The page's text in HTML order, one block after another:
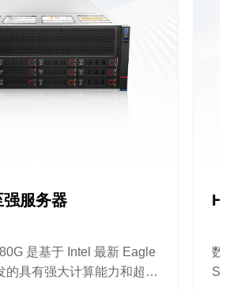
服务器
是基于 Intel 最新 Eagle
的具有强大计算能力和超高
数